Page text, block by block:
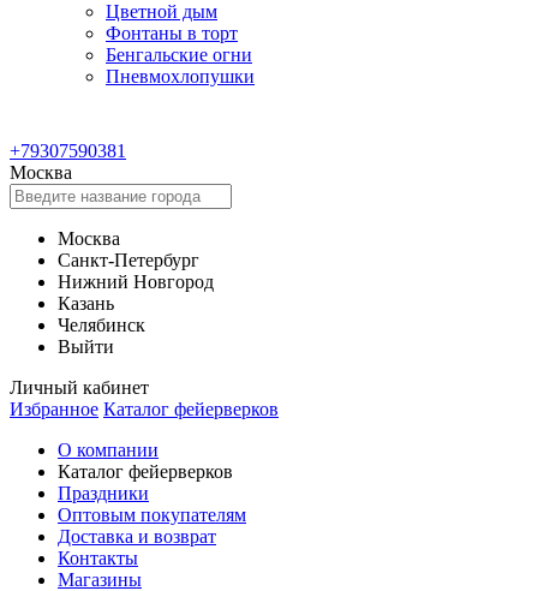
Цветной дым
Фонтаны в торт
Бенгальские огни
Пневмохлопушки
+79307590381
Москва
Москва
Санкт-Петербург
Нижний Новгород
Казань
Челябинск
Выйти
Личный кабинет
Избранное Каталог фейерверков
О компании
Каталог фейерверков
Праздники
Оптовым покупателям
Доставка и возврат
Контакты
Магазины